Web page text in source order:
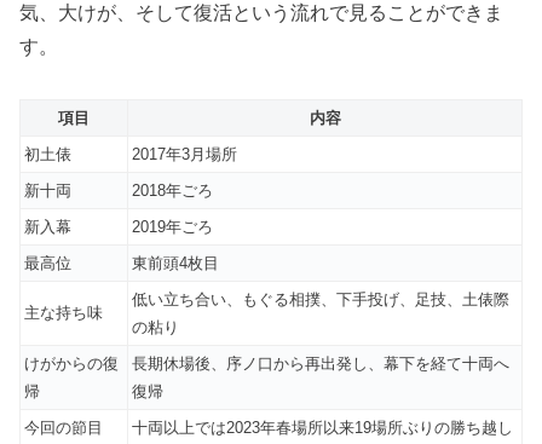
気、大けが、そして復活という流れで見ることができま
す。
項目
内容
初土俵
2017年3月場所
新十両
2018年ごろ
新入幕
2019年ごろ
最高位
東前頭4枚目
主な持ち味
低い立ち合い、もぐる相撲、下手投げ、足技、土俵際
の粘り
けがからの復
帰
長期休場後、序ノ口から再出発し、幕下を経て十両へ
復帰
今回の節目
十両以上では2023年春場所以来19場所ぶりの勝ち越し